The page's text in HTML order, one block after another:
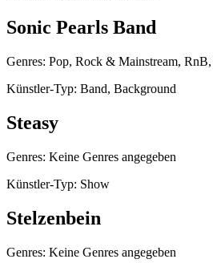
Sonic Pearls Band
Genres: Pop, Rock & Mainstream,
Künstler-Typ: Band, Background
Steasy
Genres: Keine Genres angegeben
Künstler-Typ: Show
Stelzenbein
Genres: Keine Genres angegeben